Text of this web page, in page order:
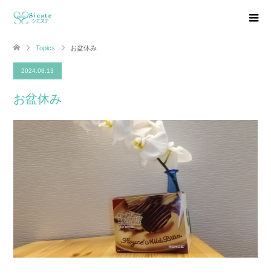
Topics お盆休み
2024.08.13
お盆休み